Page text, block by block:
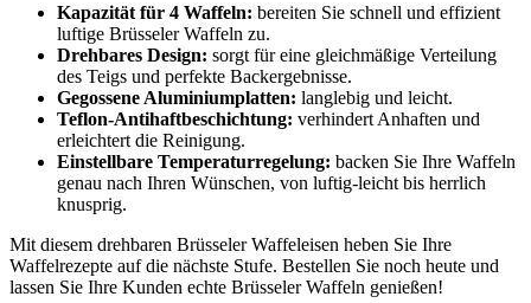
Kapazität für 4 Waffeln: bereiten Sie schnell und effizient
luftige Brüsseler Waffeln zu.
Drehbares Design: sorgt für eine gleichmäßige Verteilung
des Teigs und perfekte Backergebnisse.
Gegossene Aluminiumplatten: langlebig und leicht.
Teflon-Antihaftbeschichtung: verhindert Anhaften und
erleichtert die Reinigung.
Einstellbare Temperaturregelung: backen Sie Ihre Waffeln
genau nach Ihren Wünschen, von luftig-leicht bis herrlich
knusprig.
Mit diesem drehbaren Brüsseler Waffeleisen heben Sie Ihre
Waffelrezepte auf die nächste Stufe. Bestellen Sie noch heute und
lassen Sie Ihre Kunden echte Brüsseler Waffeln genießen!